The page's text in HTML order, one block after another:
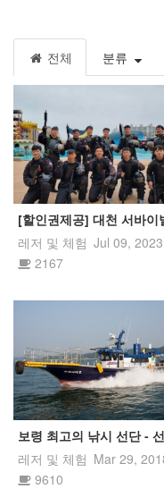
전체 분류
[할인권제공] 대천 서바이
레저 및 체험 Jul 09, 2023
2167
보령 최고의 낚시 선단 -
레저 및 체험 Mar 29,
9610